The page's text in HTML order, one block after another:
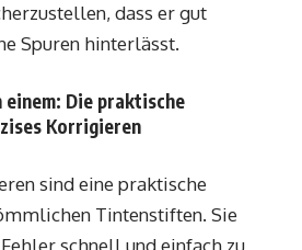
dass er gut
Spuren hinterlässt.
Die praktische
Korrigieren
sind eine praktische
Tintenstiften. Sie
schnell und einfach zu